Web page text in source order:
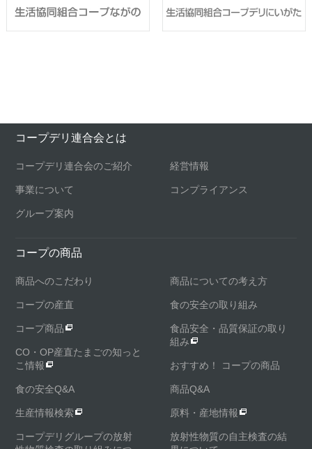
コープデリ連合会とは
コープデリ連合会のご紹介 経営情報
事業について コンプライアンス
グループ案内
コープの商品
商品へのこだわり 商品についての考え方
コープの産直 食の安全の取り組み
コープ商品
食品安全・品質保証の取り
組み
CO・OP産直たまごの知っと
こ情報
おすすめ！ コープの商品
食の安全Q&A 商品Q&A
生産情報検索 原料・産地情報
コープデリグループの放射
放射性物質の自主検査の結